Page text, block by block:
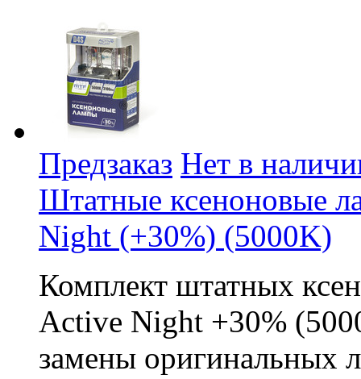
Предзаказ Нет в
Штатные ксеноновые
Night (+30%) (5000K)
Комплект штатных
Active Night +30%
замены оригинальных